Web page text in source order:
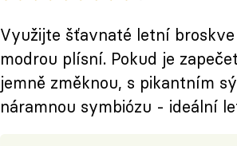
Využijte šťavnaté letní
modrou plísní. Pokud je
jemně změknou, s pikantním
náramnou symbiózu - ideální